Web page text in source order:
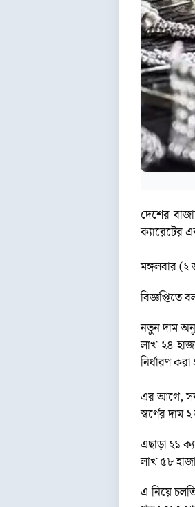
দেশের
ক্যারেটের
মঙ্গলবার
বিজ্ঞপ্তিতে
নতুন দাম
লাখ ২৪
নির্ধারণ
এর আগে,
স্বর্ণের দাম
এছাড়া ২১
লাখ ৫৮
এ নিয়ে